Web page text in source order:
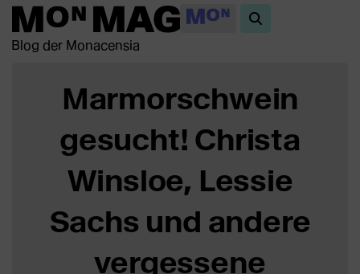
Blog der Monacensia
Marmorschwein
gesucht! Christa
Winsloe, Lessie
Sachs und andere
vergessene